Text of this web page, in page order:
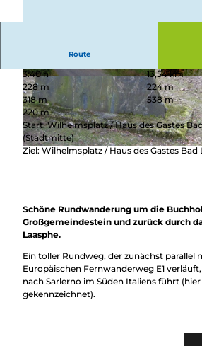
© TKS Bad Laasphe GmbH
© TKS Bad Laasphe GmbH © TKS Bad
Route
3:40 h
13,54 km
228 m
224 m
318 m
538 m
220 m
Start: Wilhelmsplatz / Haus des Gastes
(Stadtmitte)
Ziel: Wilhelmsplatz / Haus des Gastes
Schöne Rundwanderung um die
Großgemeindestein und zurück durch
Laasphe.
Ein toller Rundweg, der zunächst parallel
Europäischen Fernwanderweg E1
nach Sarlerno im Süden Italiens führt
gekennzeichnet).